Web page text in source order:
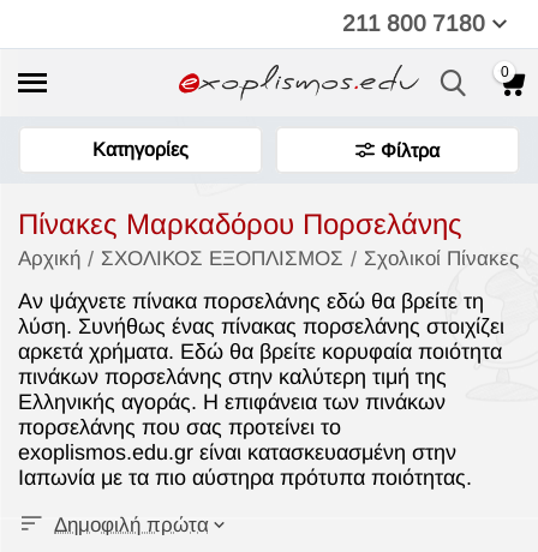
211 800 7180
0
Κατηγορίες Φίλτρα
Πίνακες Μαρκαδόρου Πορσελάνης
Αρχική / ΣΧΟΛΙΚΟΣ ΕΞΟΠΛΙΣΜΟΣ / Σχολικοί Πίνακες
Αν ψάχνετε πίνακα πορσελάνης εδώ θα βρείτε τη
λύση. Συνήθως ένας πίνακας πορσελάνης στοιχίζει
αρκετά χρήματα. Εδώ θα βρείτε κορυφαία ποιότητα
πινάκων πορσελάνης στην καλύτερη τιμή της
Ελληνικής αγοράς. Η επιφάνεια των πινάκων
πορσελάνης που σας προτείνει το
exoplismos.edu.gr είναι κατασκευασμένη στην
Ιαπωνία με τα πιο αύστηρα πρότυπα ποιότητας.
Δημοφιλή πρώτα